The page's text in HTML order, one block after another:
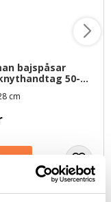
bajspåsar
50-
cm